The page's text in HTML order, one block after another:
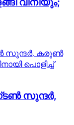
സുന്ദർ,